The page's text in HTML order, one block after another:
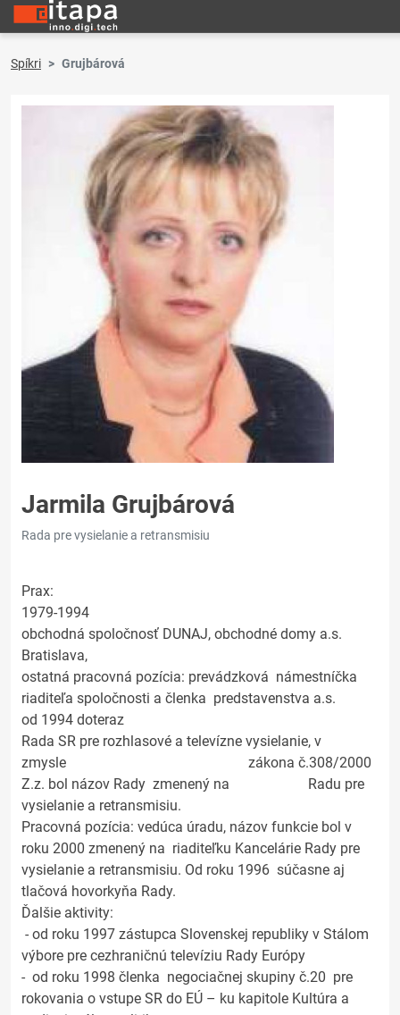
Spíkri Grujbárová
Jarmila Grujbárová
Rada pre vysielanie a retransmisiu
Prax:
1979-1994
obchodná spoločnosť DUNAJ, obchodné domy a.s.
Bratislava,
ostatná pracovná pozícia: prevádzková námestníčka
riaditeľa spoločnosti a členka predstavenstva a.s.
od 1994 doteraz
Rada SR pre rozhlasové a televízne vysielanie, v
zmysle zákona č.308/2000
Z.z. bol názov Rady zmenený na Radu pre
vysielanie a retransmisiu.
Pracovná pozícia: vedúca úradu, názov funkcie bol v
roku 2000 zmenený na riaditeľku Kancelárie Rady pre
vysielanie a retransmisiu. Od roku 1996 súčasne aj
tlačová hovorkyňa Rady.
Ďalšie aktivity:
- od roku 1997 zástupca Slovenskej republiky v Stálom
výbore pre cezhraničnú televíziu Rady Európy
- od roku 1998 členka negociačnej skupiny č.20 pre
rokovania o vstupe SR do EÚ – ku kapitole Kultúra a